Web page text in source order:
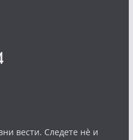
вести. Следете нè и